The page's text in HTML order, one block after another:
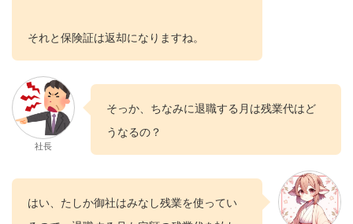
それと保険証は返却になりますね。
社長
そっか、ちなみに退職する月は残業代はど
うなるの？
はい、たしか御社はみなし残業を使ってい